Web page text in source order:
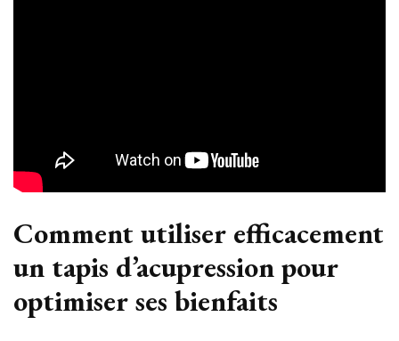
Comment utiliser efficacement
un tapis d’acupression pour
optimiser ses bienfaits